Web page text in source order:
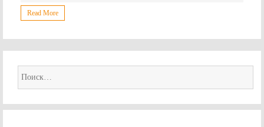
Read More
Найти: